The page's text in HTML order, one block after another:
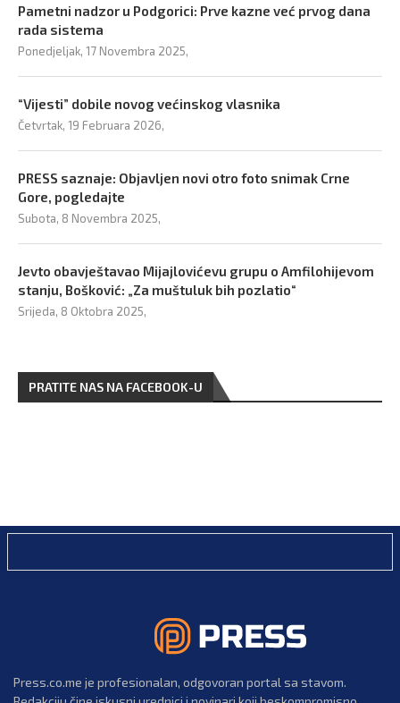
Pametni nadzor u Podgorici: Prve kazne već prvog dana
rada sistema
Ponedjeljak, 17 Novembra 2025,
“Vijesti” dobile novog većinskog vlasnika
Četvrtak, 19 Februara 2026,
PRESS saznaje: Objavljen novi otro foto snimak Crne
Gore, pogledajte
Subota, 8 Novembra 2025,
Jevto obavještavao Mijajlovićevu grupu o Amfilohijevom
stanju, Bošković: „Za muštuluk bih pozlatio“
Srijeda, 8 Oktobra 2025,
PRATITE NAS NA FACEBOOK-U
Press.co.me je profesionalan, odgovoran portal sa stavom.